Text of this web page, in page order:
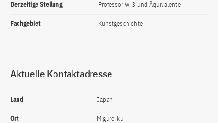
Derzeitige Stellung Professor W-3 und Äquivalente
Fachgebiet Kunstgeschichte
Aktuelle Kontaktadresse
Land Japan
Ort Miguro-ku